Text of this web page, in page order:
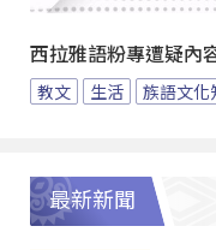
西拉雅語粉專遭疑內
教文 生活 族語文化
最新新聞